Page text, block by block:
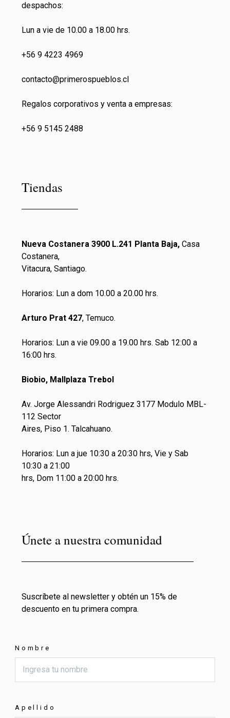
despachos:
Lun a vie de 10.00 a 18.00 hrs.
+56 9 4223 4969
contacto@primerospueblos.cl
Regalos corporativos y venta a empresas:
+56 9 5145 2488
Tiendas
Nueva Costanera 3900 L.241 Planta Baja, Casa
Costanera,
Vitacura, Santiago.
Horarios: Lun a dom 10.00 a 20.00 hrs.
Arturo Prat 427, Temuco.
Horarios: Lun a vie 09.00 a 19.00 hrs. Sab 12:00 a
16:00 hrs.
Biobio, Mallplaza Trebol
Av. Jorge Alessandri Rodriguez 3177 Modulo MBL-
112 Sector
Aires, Piso 1. Talcahuano.
Horarios: Lun a jue 10:30 a 20:30 hrs, Vie y Sab
10:30 a 21:00
hrs, Dom 11:00 a 20:00 hrs.
Únete a nuestra comunidad
Suscríbete al newsletter y obtén un 15% de
descuento en tu primera compra.
Nombre
Apellido